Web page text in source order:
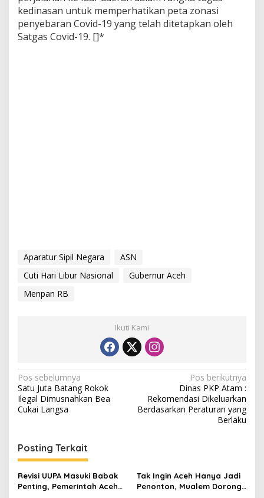
kedinasan untuk memperhatikan peta zonasi
penyebaran Covid-19 yang telah ditetapkan oleh
Satgas Covid-19. []*
Aparatur Sipil Negara
ASN
Cuti Hari Libur Nasional
Gubernur Aceh
Menpan RB
Ikuti Kami
N
a
v
g
a
s
Pos sebelumnya
Satu Juta Batang Rokok
Ilegal Dimusnahkan Bea
Cukai Langsa
Pos berikutnya
Dinas PKP Atam :
Rekomendasi Dikeluarkan
Berdasarkan Peraturan yang
Berlaku
Posting Terkait
Revisi UUPA Masuki Babak
Penting, Pemerintah Aceh
Tak Ingin Aceh Hanya Jadi
Penonton, Mualem Dorong